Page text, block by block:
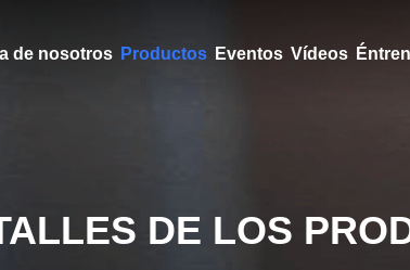
de nosotros Productos Eventos Vídeos
DE LOS